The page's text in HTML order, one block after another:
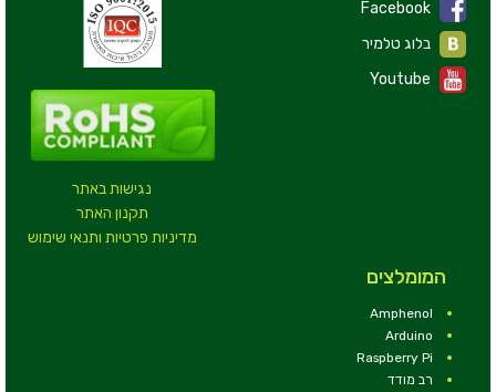
נגישות באתר
תקנון האתר
מדיניות פרטיות ותנאי שימוש
Facebook
Youtube
המומלצים
Amphenol
Arduino
Raspberry Pi
רב מודד